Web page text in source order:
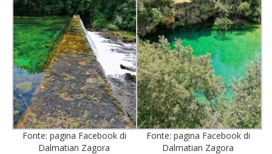
Fonte: pagina Facebook di
Dalmatian Zagora
Fonte: pagina Facebook di
Dalmatian Zagora